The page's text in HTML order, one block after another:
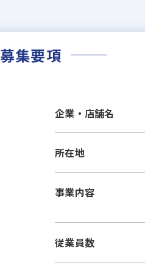
募集要項
企業・店舗名
所在地
事業内容
従業員数